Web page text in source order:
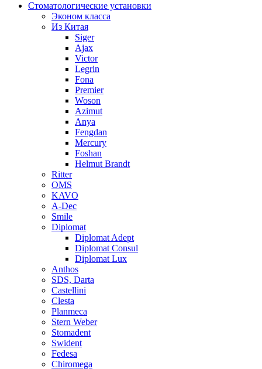
Стоматологические установки
Эконом класса
Из Китая
Siger
Ajax
Victor
Legrin
Fona
Premier
Woson
Azimut
Anya
Fengdan
Mercury
Foshan
Helmut Brandt
Ritter
OMS
KAVO
A-Dec
Smile
Diplomat
Diplomat Adept
Diplomat Consul
Diplomat Lux
Anthos
SDS, Darta
Castellini
Clesta
Planmeca
Stern Weber
Stomadent
Swident
Fedesa
Chiromega